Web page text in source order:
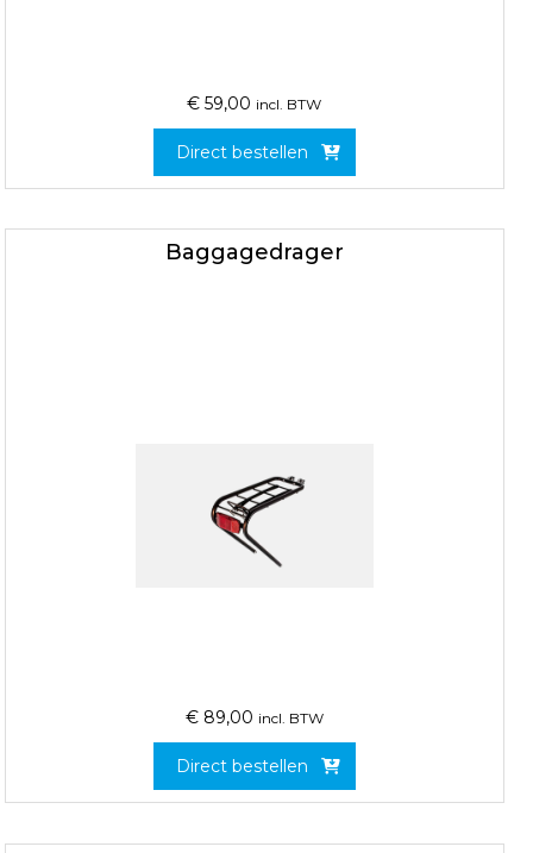
€ 59,00 incl. BTW
Direct bestellen
Baggagedrager
€ 89,00 incl. BTW
Direct bestellen